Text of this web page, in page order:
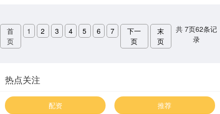
首
页
1 2 3 4 5 6 7
下一
页
末
页
共7页62条记
录
热点关注
配资 推荐